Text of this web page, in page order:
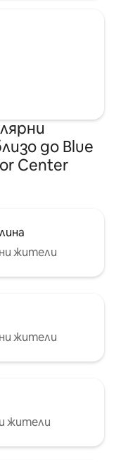
до Blue
Center
жители
жители
жители